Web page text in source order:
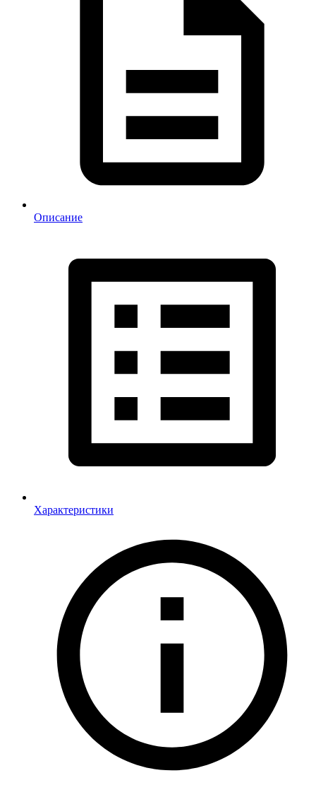
Описание
Характеристики